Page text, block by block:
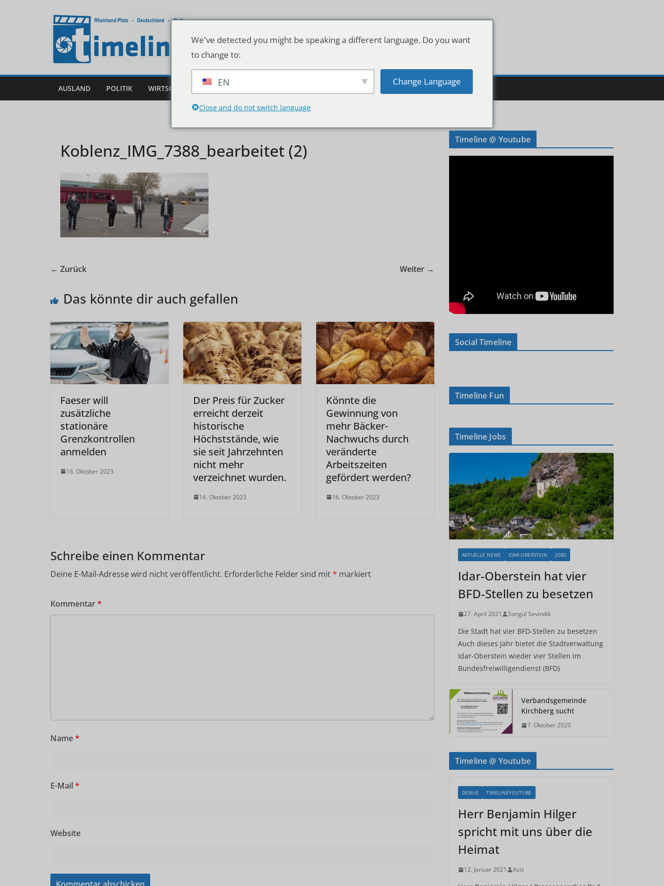
AUSLAND POLITIK WIRTSCHAFT DEUTSCHLAND & WELT
Koblenz_IMG_7388_bearbeitet (2)
← Zurück Weiter →
Das könnte dir auch gefallen
Faeser will
zusätzliche
stationäre
Grenzkontrollen
anmelden
16. Oktober 2023
Der Preis für Zucker
erreicht derzeit
historische
Höchststände, wie
sie seit Jahrzehnten
nicht mehr
verzeichnet wurden.
16. Oktober 2023
Könnte die
Gewinnung von
mehr Bäcker-
Nachwuchs durch
veränderte
Arbeitszeiten
gefördert werden?
16. Oktober 2023
Schreibe einen Kommentar
Deine E-Mail-Adresse wird nicht veröffentlicht. Erforderliche Felder sind mit* markiert
Kommentar*
Name*
E-Mail *
Website
Timeline @ Youtube
Social Timeline
Timeline Fun
Timeline Jobs
AKTUELLE NEWS IDAR-OBERSTEIN JOBS
Idar-Oberstein hat vier
BFD-Stellen zu besetzen
27. April 2021 Songül Sevindik
Die Stadt hat vier BFD-Stellen zu besetzen
Auch dieses Jahr bietet die Stadtverwaltung
Idar-Oberstein wieder vier Stellen im
Bundesfreiwilligendienst (BFD)
Verbandsgemeinde
Kirchberg sucht
7. Oktober 2020
Timeline @ Youtube
DOKUS TIMELINEYOUTUBE
Herr Benjamin Hilger
spricht mit uns über die
Heimat
12. Januar 2021 Aziz
We've detected you might be speaking a different language. Do you want
to change to:
EN Change Language
Close and do not switch language